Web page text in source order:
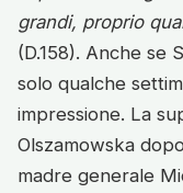
grandi, proprio
(D.158). Anche se
solo qualche
impressione. La
Olszamowska
madre generale